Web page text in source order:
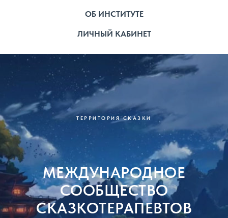
ОБ ИНСТИТУТЕ
ЛИЧНЫЙ КАБИНЕТ
ТЕРРИТОРИЯ СКАЗКИ
МЕЖДУНАРОДНОЕ
СООБЩЕСТВО
СКАЗКОТЕРАПЕВТОВ